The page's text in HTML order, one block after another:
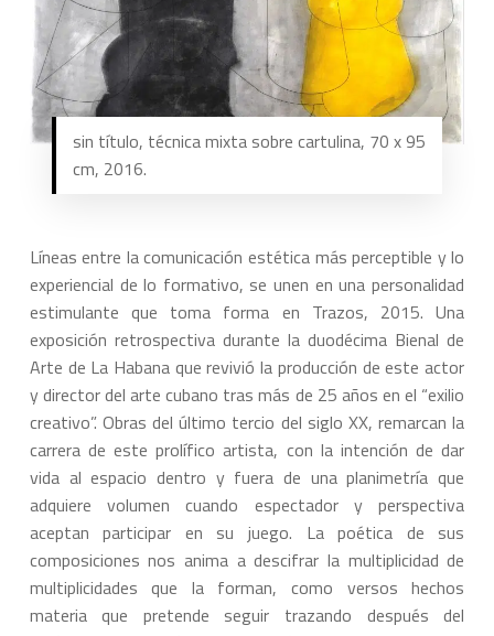
sin título, técnica mixta sobre cartulina, 70 x 95
cm, 2016.
Líneas entre la comunicación estética más perceptible y lo
experiencial de lo formativo, se unen en una personalidad
estimulante que toma forma en Trazos, 2015. Una
exposición retrospectiva durante la duodécima Bienal de
Arte de La Habana que revivió la producción de este actor
y director del arte cubano tras más de 25 años en el “exilio
creativo”. Obras del último tercio del siglo XX, remarcan la
carrera de este prolífico artista, con la intención de dar
vida al espacio dentro y fuera de una planimetría que
adquiere volumen cuando espectador y perspectiva
aceptan participar en su juego. La poética de sus
composiciones nos anima a descifrar la multiplicidad de
multiplicidades que la forman, como versos hechos
materia que pretende seguir trazando después del